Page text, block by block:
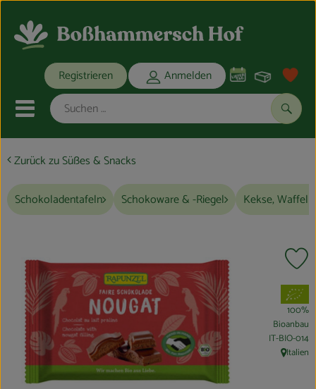
Registrieren Anmelden
Mobiles Menu öffnen oder
Bio-Kochkisten
ANGEBOTE
REGIONALES
Obst & Gemüse
Kühltheke
Zurück zu Süßes & Snacks
Schokoladentafeln Schokoware & -Riegel Kekse,
, Verband:
100%
Bioanbau
,IT-BIO-014
,Italien